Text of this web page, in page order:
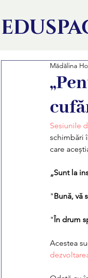
EDU
Mădălina
Sesiunile
schimbări
care
„Sunt la
"Bună, vă
"În drum
Acestea